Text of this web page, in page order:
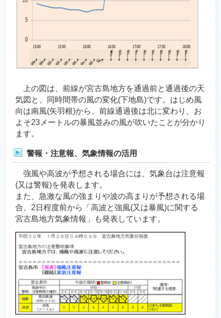
上の図は、前線が宮古島地方を通過前と通過後の天
気図と、同時間帯の風の変化(下地島)です。はじめ風
向は南風(矢羽根)から、前線通過後は北に変わり、お
よそ23メートルの暴風並みの風が吹いたことが分かり
ます。
警報・注意報、気象情報の活用
強風や高波が予想される場合には、気象台は注意報
(又は警報)を発表します。
また、急激な風の強まりや波の高まりが予想される場
合、2日程度前から「高波と強風(又は暴風)に関する
宮古島地方気象情報」も発表しています。